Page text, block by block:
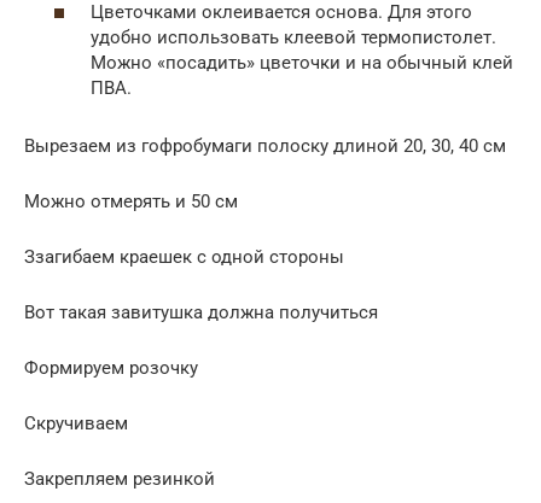
Цветочками оклеивается основа. Для этого
удобно использовать клеевой термопистолет.
Можно «посадить» цветочки и на обычный клей
ПВА.
Вырезаем из гофробумаги полоску длиной 20, 30, 40 см
Можно отмерять и 50 см
Ззагибаем краешек с одной стороны
Вот такая завитушка должна получиться
Формируем розочку
Скручиваем
Закрепляем резинкой